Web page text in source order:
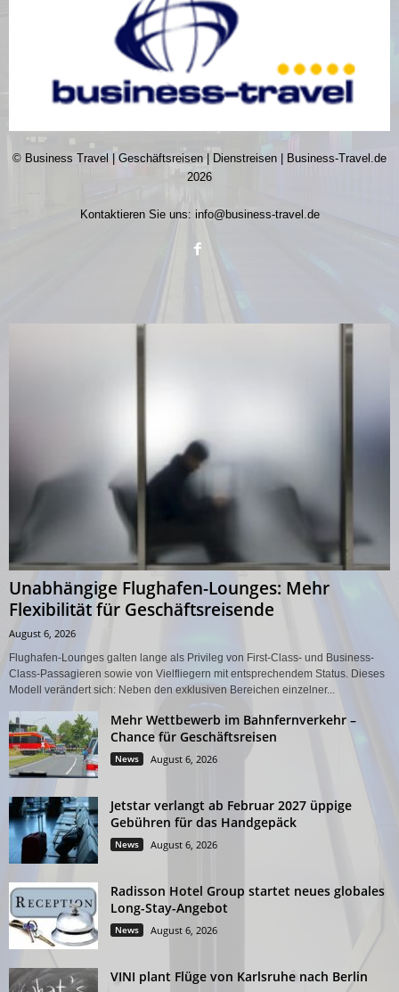
© Business Travel | Geschäftsreisen | Dienstreisen | Business-Travel.de
2026
Kontaktieren Sie uns: info@business-travel.de
Unabhängige Flughafen-Lounges: Mehr
Flexibilität für Geschäftsreisende
August 6, 2026
Flughafen-Lounges galten lange als Privileg von First-Class- und Business-
Class-Passagieren sowie von Vielfliegern mit entsprechendem Status. Dieses
Modell verändert sich: Neben den exklusiven Bereichen einzelner...
Mehr Wettbewerb im Bahnfernverkehr –
Chance für Geschäftsreisen
News August 6, 2026
Jetstar verlangt ab Februar 2027 üppige
Gebühren für das Handgepäck
News August 6, 2026
Radisson Hotel Group startet neues globales
Long-Stay-Angebot
News August 6, 2026
VINI plant Flüge von Karlsruhe nach Berlin